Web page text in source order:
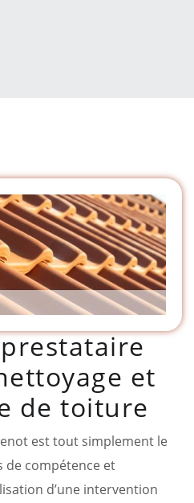
et
de toiture
est tout simplement le
de compétence et
d’une intervention